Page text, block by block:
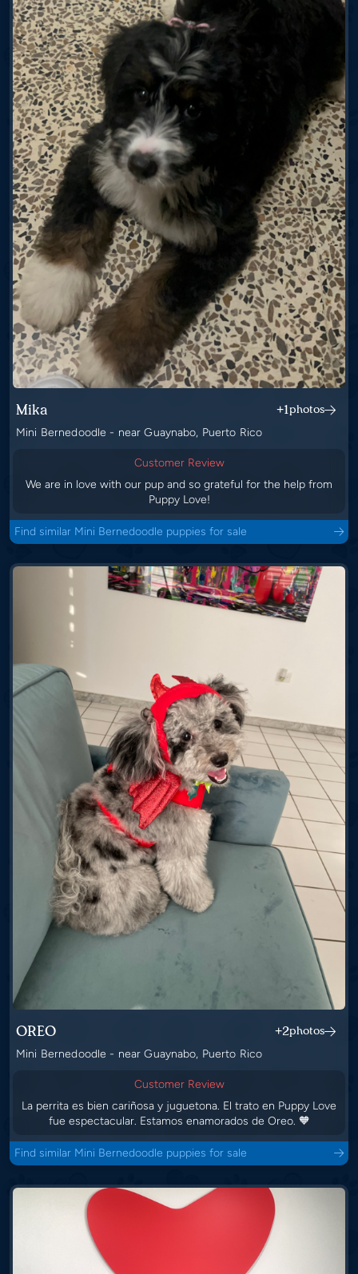
Mika +1photos
Mini Bernedoodle - near Guaynabo, Puerto Rico
Customer Review
We are in love with our pup and so grateful for the help from
Puppy Love!
Find similar Mini Bernedoodle puppies for sale
OREO +2photos
Mini Bernedoodle - near Guaynabo, Puerto Rico
Customer Review
La perrita es bien cariñosa y juguetona. El trato en Puppy Love
fue espectacular. Estamos enamorados de Oreo. 🧡
Find similar Mini Bernedoodle puppies for sale